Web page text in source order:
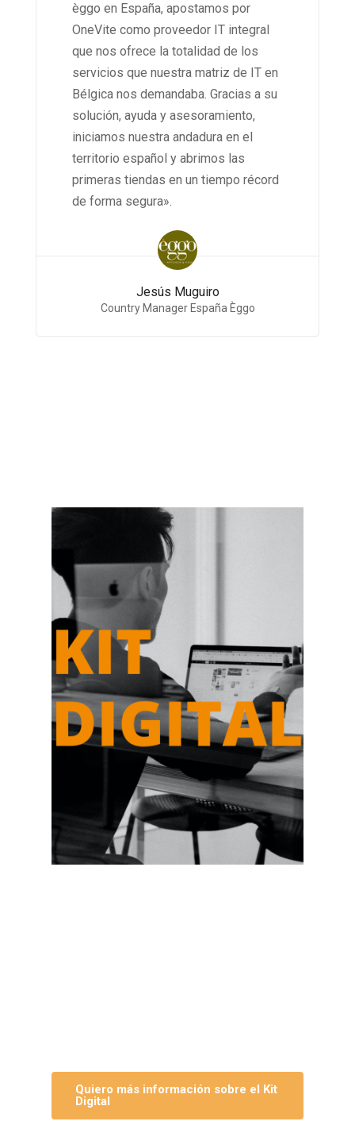
èggo en España, apostamos por
OneVite como proveedor IT integral
que nos ofrece la totalidad de los
servicios que nuestra matriz de IT en
Bélgica nos demandaba. Gracias a su
solución, ayuda y asesoramiento,
iniciamos nuestra andadura en el
territorio español y abrimos las
primeras tiendas en un tiempo récord
de forma segura».
Jesús Muguiro
Country Manager España Èggo
Quiero más información sobre el Kit
Digital